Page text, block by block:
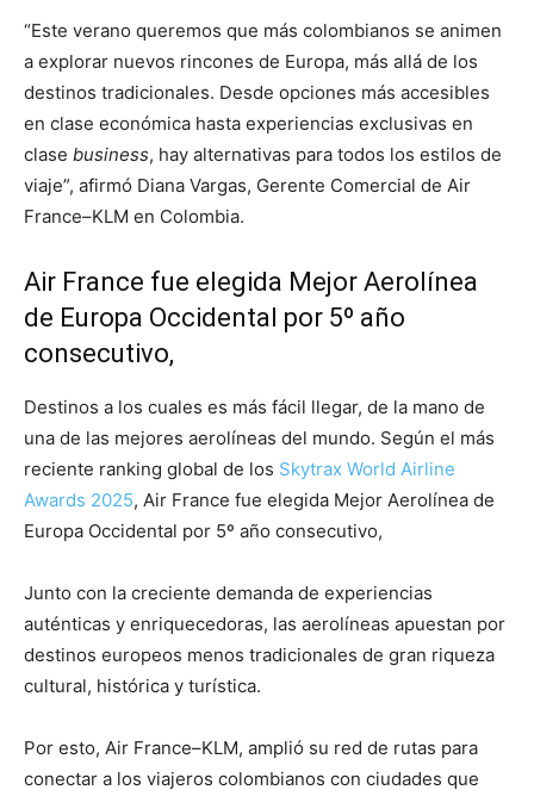
“Este verano queremos que más colombianos se animen
a explorar nuevos rincones de Europa, más allá de los
destinos tradicionales. Desde opciones más accesibles
en clase económica hasta experiencias exclusivas en
clase business, hay alternativas para todos los estilos de
viaje”, afirmó Diana Vargas, Gerente Comercial de Air
France–KLM en Colombia.
Air France fue elegida Mejor Aerolínea
de Europa Occidental por 5º año
consecutivo,
Destinos a los cuales es más fácil llegar, de la mano de
una de las mejores aerolíneas del mundo. Según el más
reciente ranking global de los Skytrax World Airline
Awards 2025, Air France fue elegida Mejor Aerolínea de
Europa Occidental por 5º año consecutivo,
Junto con la creciente demanda de experiencias
auténticas y enriquecedoras, las aerolíneas apuestan por
destinos europeos menos tradicionales de gran riqueza
cultural, histórica y turística.
Por esto, Air France–KLM, amplió su red de rutas para
conectar a los viajeros colombianos con ciudades que